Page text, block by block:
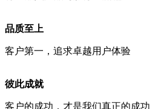
品质至上
客户第一，追求卓越用户体验
彼此成就
客户的成功，才是我们真正的成功